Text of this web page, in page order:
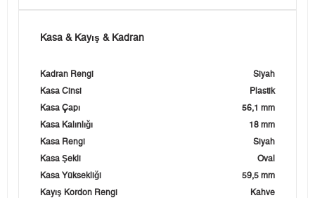
Kasa & Kayış & Kadran
Kadran Rengi
Siyah
Kasa Cinsi
Plastik
Kasa Çapı
56,1 mm
Kasa Kalınlığı
18 mm
Kasa Rengi
Siyah
Kasa Şekli
Oval
Kasa Yüksekliği
59,5 mm
Kayış Kordon Rengi
Kahve